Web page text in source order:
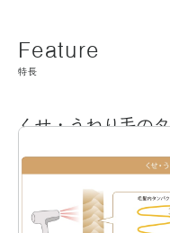
タンガム、香料 ■成分内容は商品
特長
くせ・うねり毛の